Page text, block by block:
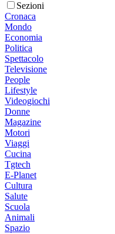
Sezioni
Cronaca
Mondo
Economia
Politica
Spettacolo
Televisione
People
Lifestyle
Videogiochi
Donne
Magazine
Motori
Viaggi
Cucina
Tgtech
E-Planet
Cultura
Salute
Scuola
Animali
Spazio